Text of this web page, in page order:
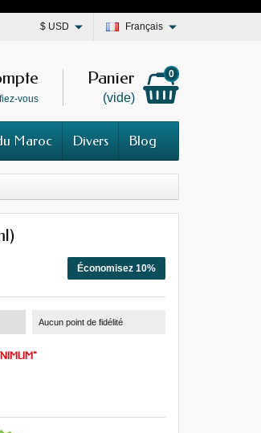
Français
$ USD
Panier
(vide)
0
vous
Maroc Divers Blog
Économisez 10%
Aucun point de fidélité